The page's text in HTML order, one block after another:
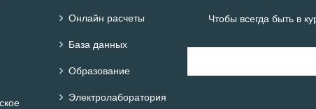
Онлайн расчеты
База данных
Образование
Электролаборатория
Чтобы всегда быть в